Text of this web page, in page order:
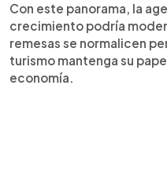
Con este panorama, la
crecimiento podría
remesas se normalicen
turismo mantenga su
economía.